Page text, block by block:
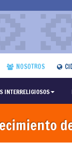
NOSOTROS
INTERRELIGIOSOS